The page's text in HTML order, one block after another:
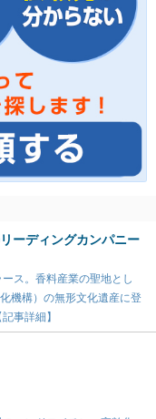
ーディングカンパニー
ス。香料産業の聖地とし
機構）の無形文化遺産に登
事詳細】